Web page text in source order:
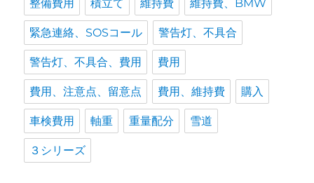
整備費用 積立て 維持費 維持費、BMW
緊急連絡、SOSコール 警告灯、不具合
警告灯、不具合、費用 費用
費用、注意点、留意点 費用、維持費 購入
車検費用 軸重 重量配分 雪道
３シリーズ